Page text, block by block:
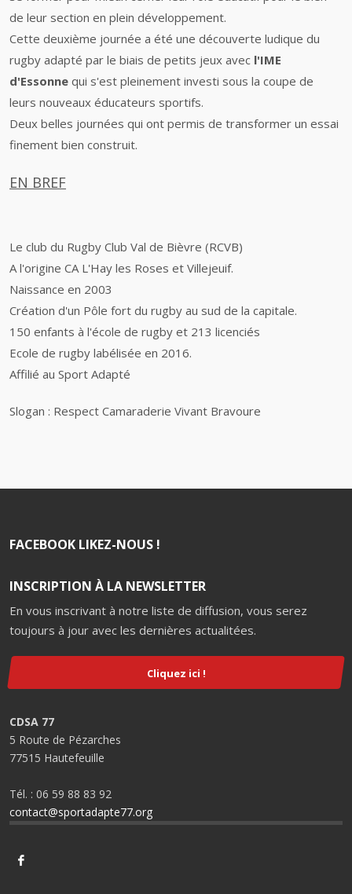
de leur section en plein développement.
Cette deuxième journée a été une découverte ludique du
rugby adapté par le biais de petits jeux avec l'IME
d'Essonne qui s'est pleinement investi sous la coupe de
leurs nouveaux éducateurs sportifs.
Deux belles journées qui ont permis de transformer un essai
finement bien construit.
EN BREF
Le club du Rugby Club Val de Bièvre (RCVB)
A l'origine CA L'Hay les Roses et Villejeuif.
Naissance en 2003
Création d'un Pôle fort du rugby au sud de la capitale.
150 enfants à l'école de rugby et 213 licenciés
Ecole de rugby labélisée en 2016.
Affilié au Sport Adapté
Slogan : Respect Camaraderie Vivant Bravoure
FACEBOOK LIKEZ-NOUS !
INSCRIPTION À LA NEWSLETTER
En vous inscrivant à notre liste de diffusion, vous serez
toujours à jour avec les dernières actualitées.
Cliquez ici !
CDSA 77
5 Route de Pézarches
77515 Hautefeuille
Tél. : 06 59 88 83 92
contact@sportadapte77.org